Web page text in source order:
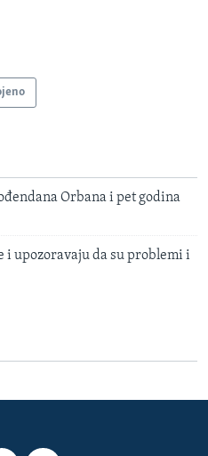
Orbana i pet godina
upozoravaju da su problemi i